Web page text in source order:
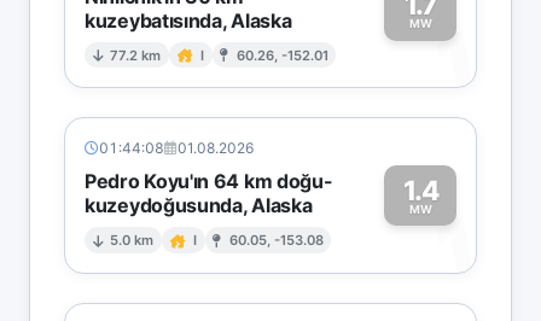
kuzeybatısında, Alaska
77.2 km I 60.26, -152.01
MW1
01:44:08 01.08.2026
Pedro Koyu'ın 64 km doğu-
kuzeydoğusunda, Alaska
5.0 km I 60.05, -153.08
1.4
MW1